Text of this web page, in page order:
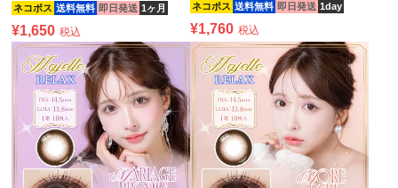
ネコポス 送料無料 即日発送 1ヶ月
¥1,650 税込
ネコポス 送料無料 即日発送 1day
¥1,760 税込